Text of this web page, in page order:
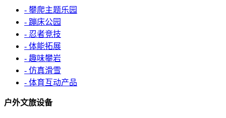
- 攀爬主题乐园
- 蹦床公园
- 忍者竞技
- 体能拓展
- 趣味攀岩
- 仿真滑雪
- 体育互动产品
户外文旅设备